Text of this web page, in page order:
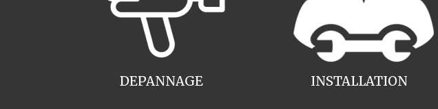
INSTALLATION
DEPANNAGE